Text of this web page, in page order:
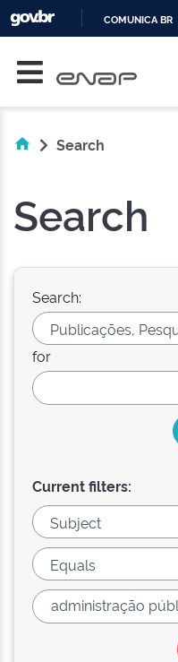
COMUNICA BR
Search
Search
Search:
for
Current filters: